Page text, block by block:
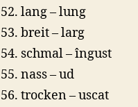
lang – lung
breit – larg
schmal – îngust
nass – ud
trocken – uscat